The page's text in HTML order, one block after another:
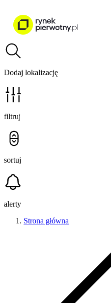
Dodaj lokalizację
filtruj
sortuj
alerty
Strona główna